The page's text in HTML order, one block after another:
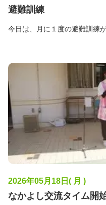
避難訓練
今日は、月に１度の避難訓練
2026年05月18日( 月 )
なかよし交流タイム開